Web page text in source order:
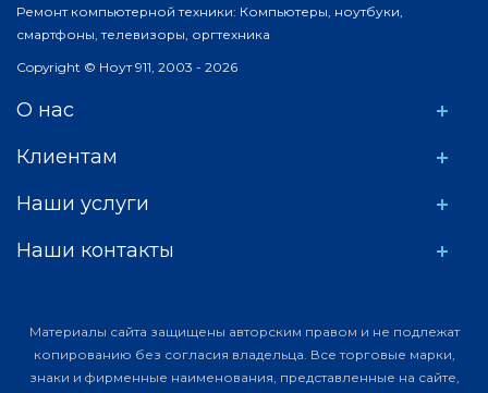
Ремонт компьютерной техники: Компьютеры, ноутбуки,
смартфоны, телевизоры, оргтехника
Copyright © Ноут 911, 2003 - 2026
О нас
Клиентам
Наши услуги
Наши контакты
Материалы сайта защищены авторским правом и не подлежат
копированию без согласия владельца. Все торговые марки,
знаки и фирменные наименования, представленные на сайте,